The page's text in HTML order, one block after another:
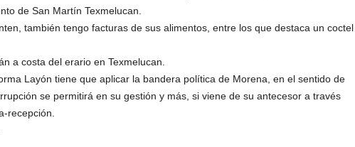
de San Martín Texmelucan.
también tengo facturas de sus alimentos, entre los que destaca un coctel
a costa del erario en Texmelucan.
Layón tiene que aplicar la bandera política de Morena, en el sentido de
se permitirá en su gestión y más, si viene de su antecesor a través
recepción.